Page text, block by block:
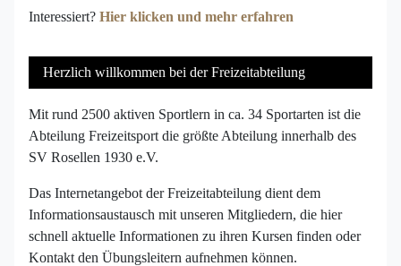
Interessiert? Hier klicken und mehr erfahren
Herzlich willkommen bei der Freizeitabteilung
Mit rund 2500 aktiven Sportlern in ca. 34 Sportarten ist die
Abteilung Freizeitsport die größte Abteilung innerhalb des
SV Rosellen 1930 e.V.
Das Internetangebot der Freizeitabteilung dient dem
Informationsaustausch mit unseren Mitgliedern, die hier
schnell aktuelle Informationen zu ihren Kursen finden oder
Kontakt den Übungsleitern aufnehmen können.